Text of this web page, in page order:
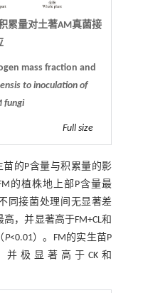
累量对土著AM真菌接
mass fraction and
to inoculation of
fungi
Full size
的P含量与积累量的影
的植株地上部P含量最
同接菌处理间无显著差
，并显著高于FM+CL和
P<0.01）。FM的实生苗P
并极显著高于CK和